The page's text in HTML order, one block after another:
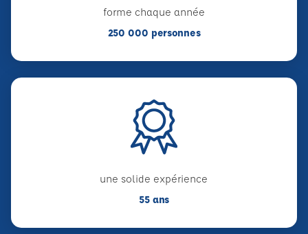
forme chaque année
250 000 personnes
une solide expérience
55 ans